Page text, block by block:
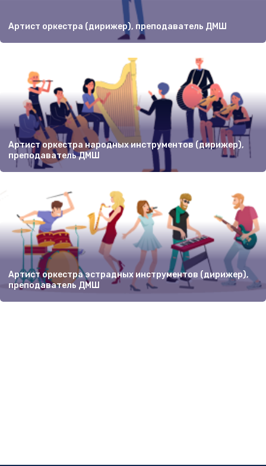
Артист оркестра (дирижер), преподаватель ДМШ
Артист оркестра народных инструментов (дирижер),
преподаватель ДМШ
Артист оркестра эстрадных инструментов (дирижер),
преподаватель ДМШ